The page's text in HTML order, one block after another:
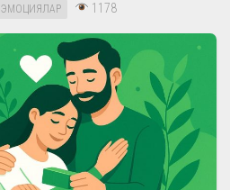
ЭМОЦИЯЛАР 1178